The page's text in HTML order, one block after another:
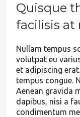
Quisque
facilisis at
Nullam tempus
volutpat eu
et adipiscing
tempus congue.
Aenean gravida
dapibus, nisi a
condimentum